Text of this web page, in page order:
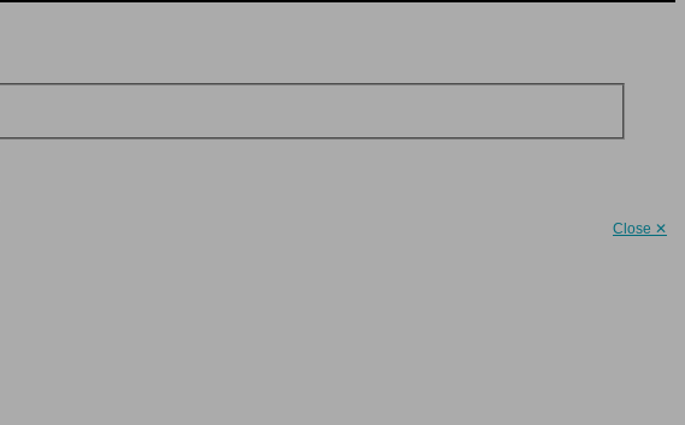
Close ✕